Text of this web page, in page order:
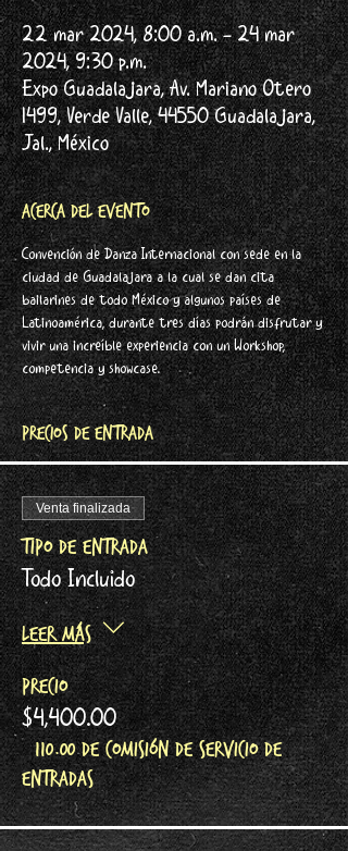
22 mar 2024, 8:00 a.m. – 24 mar
2024, 9:30 p.m.
Expo Guadalajara, Av. Mariano Otero
1499, Verde Valle, 44550 Guadalajara,
Jal., México
Acerca del evento
Convención de Danza Internacional con sede en la
ciudad de Guadalajara a la cual se dan cita
bailarines de todo México y algunos países de
Latinoamérica, durante tres días podrán disfrutar y
vivir una increíble experiencia con un Workshop,
competencia y showcase.
PRECIOS DE ENTRADA
Venta finalizada
Tipo de entrada
Todo Incluido
Leer más
Precio
$4,400.00
+$110.00 de comisión de servicio de
entradas